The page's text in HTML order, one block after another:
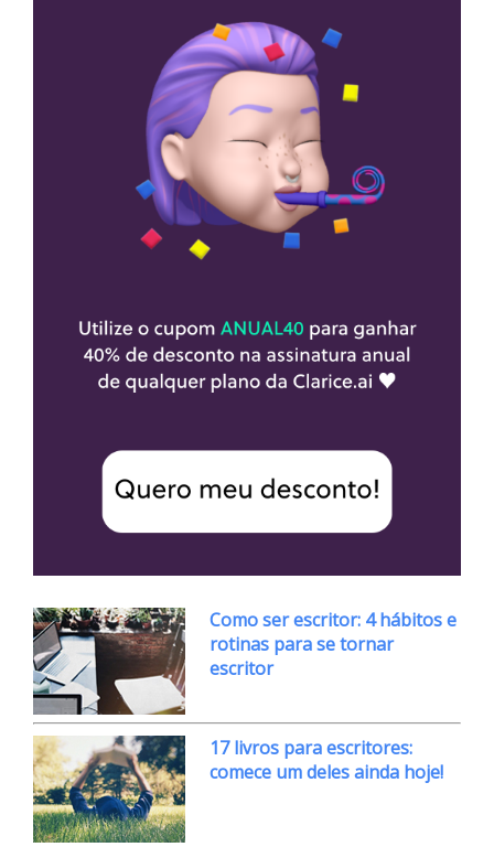
Como ser escritor: 4 hábitos e
rotinas para se tornar
escritor
17 livros para escritores:
comece um deles ainda hoje!